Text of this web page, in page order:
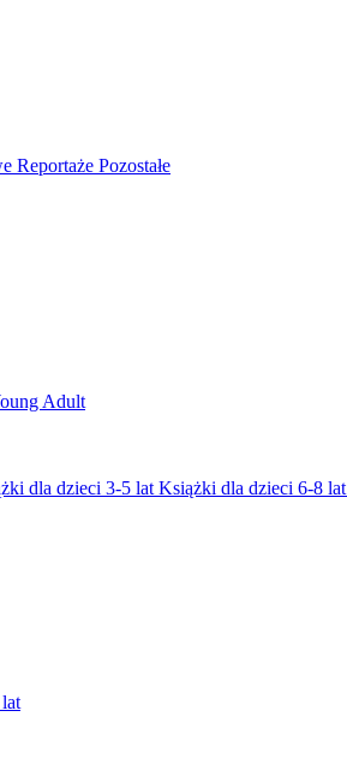
Reportaże Pozostałe
Adult
dla dzieci 3-5 lat Książki dla dzieci 6-8 lat